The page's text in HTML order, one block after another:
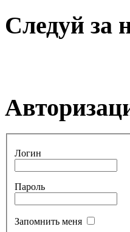
Следуй за
Логин
Пароль
Запомнить меня